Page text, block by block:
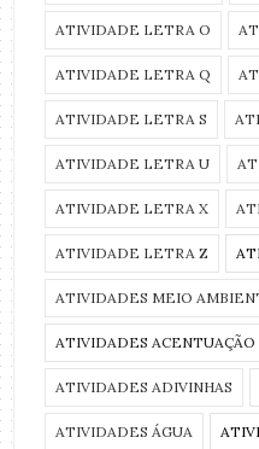
ATIVIDADE LETRA O
ATIVIDADE LETRA Q
ATIVIDADE LETRA S
ATIVIDADE LETRA U
ATIVIDADE LETRA X
ATIVIDADE LETRA Z
ATIVIDADES MEIO
ATIVIDADES ACENTUAÇÃO
ATIVIDADES ADIVINHAS
ATIVIDADES ÁGUA